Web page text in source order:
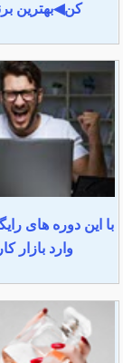
کن◀بهترین
با این دوره های
وارد بازار